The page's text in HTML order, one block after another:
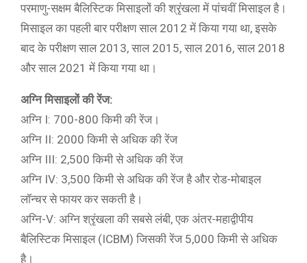
परमाणु-सक्षम बैलिस्टिक मिसाइलों की श्रृंखला में पांचवीं मिसाइल है।
मिसाइल का पहली बार परीक्षण साल 2012 में किया गया था, इसके
बाद के परीक्षण साल 2013, साल 2015, साल 2016, साल 2018
और साल 2021 में किया गया था।
अग्नि मिसाइलों की रेंज:
अग्नि I: 700-800 किमी की रेंज।
अग्नि II: 2000 किमी से अधिक की रेंज
अग्नि III: 2,500 किमी से अधिक की रेंज
अग्नि IV: 3,500 किमी से अधिक की रेंज है और रोड-मोबाइल
लॉन्चर से फायर कर सकती है।
अग्नि-V: अग्नि श्रृंखला की सबसे लंबी, एक अंतर-महाद्वीपीय
बैलिस्टिक मिसाइल (ICBM) जिसकी रेंज 5,000 किमी से अधिक
है।